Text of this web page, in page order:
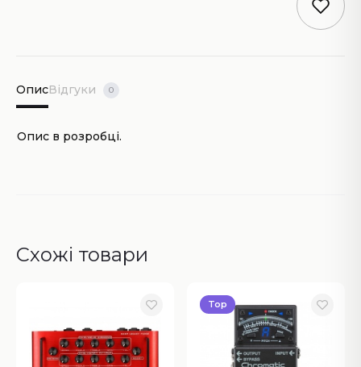
ОписВідгуки 0
Опис в розробці.
Схожі товари
Top